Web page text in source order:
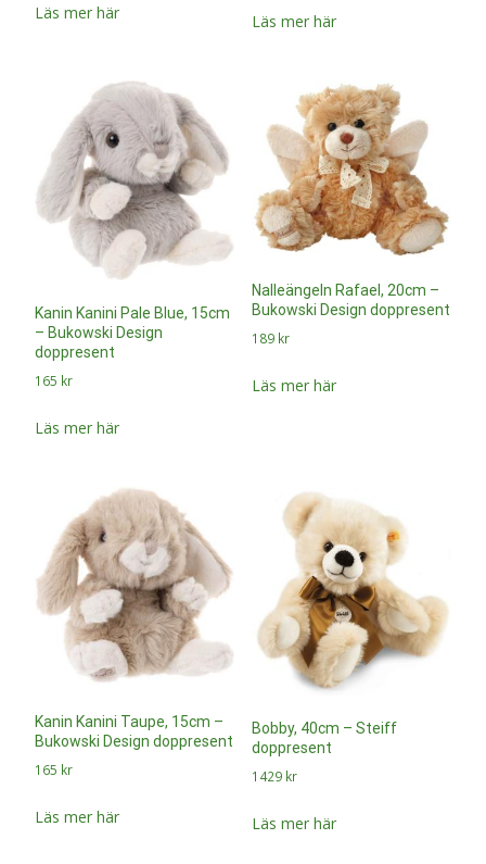
Läs mer här Läs mer här
Kanin Kanini Pale Blue, 15cm
– Bukowski Design
doppresent
165 kr
Läs mer här
Nalleängeln Rafael, 20cm –
Bukowski Design doppresent
189 kr
Läs mer här
Kanin Kanini Taupe, 15cm –
Bukowski Design doppresent
165 kr
Läs mer här
Bobby, 40cm – Steiff
doppresent
1429 kr
Läs mer här